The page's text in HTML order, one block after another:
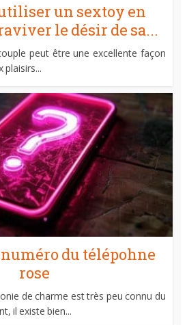
un sextoy en
le désir de sa...
peut être une excellente façon
plaisirs...
numéro du télépohne
rose
de charme est très peu connu du
il existe bien...